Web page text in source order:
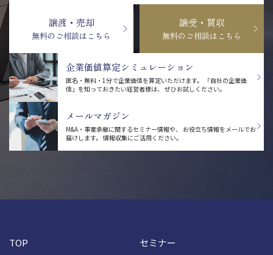
譲渡・売却
無料のご相談はこちら
譲受・買収
無料のご相談はこちら
企業価値算定シミュレーション
匿名・無料・1分で企業価値を算定いただけます。
「自社の企業価
値」を知っておきたい経営者様は、 ぜひお試しください。
メールマガジン
M&A・事業承継に関するセミナー情報や、
お役立ち情報をメールでお
届けします。 情報収集にご活用ください。
TOP セミナー